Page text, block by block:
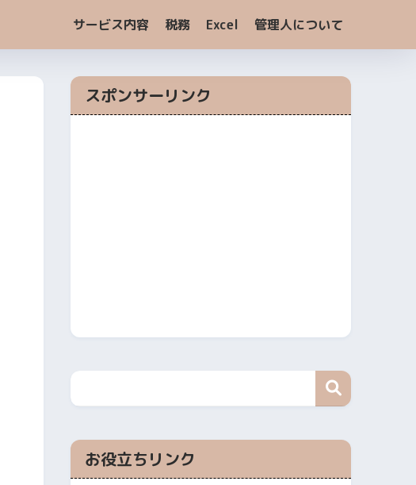
サービス内容 税務 Excel 管理人について
スポンサーリンク
お役立ちリンク